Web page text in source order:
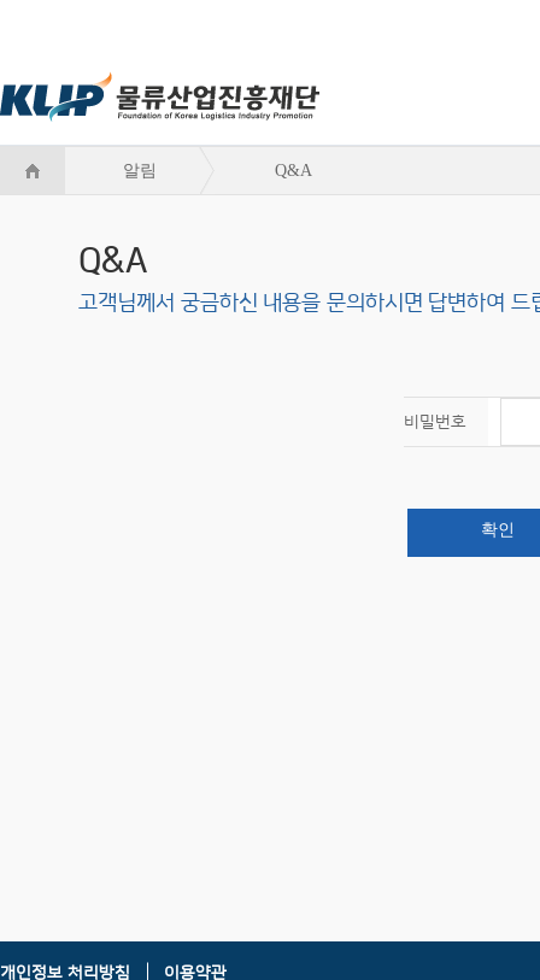
알림 Q&A
Q&A
고객님께서 궁금하신 내용을 문의하시면 답변하여 드
비밀번호
확인
개인정보 처리방침 이용약관